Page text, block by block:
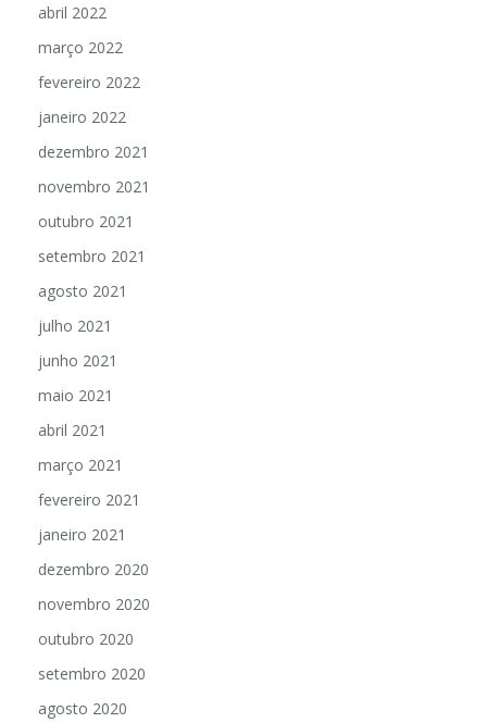
abril 2022
março 2022
fevereiro 2022
janeiro 2022
dezembro 2021
novembro 2021
outubro 2021
setembro 2021
agosto 2021
julho 2021
junho 2021
maio 2021
abril 2021
março 2021
fevereiro 2021
janeiro 2021
dezembro 2020
novembro 2020
outubro 2020
setembro 2020
agosto 2020